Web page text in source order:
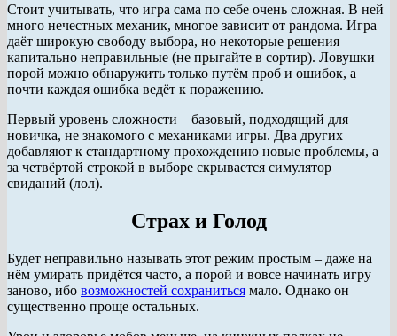
Стоит учитывать, что игра сама по себе очень сложная. В ней
много нечестных механик, многое зависит от рандома. Игра
даёт широкую свободу выбора, но некоторые решения
капитально неправильные (не прыгайте в сортир). Ловушки
порой можно обнаружить только путём проб и ошибок, а
почти каждая ошибка ведёт к поражению.
Первый уровень сложности – базовый, подходящий для
новичка, не знакомого с механиками игры. Два других
добавляют к стандартному прохождению новые проблемы, а
за четвёртой строкой в выборе скрывается симулятор
свиданий (лол).
Страх и Голод
Будет неправильно называть этот режим простым – даже на
нём умирать придётся часто, а порой и вовсе начинать игру
заново, ибо возможностей сохраниться мало. Однако он
существенно проще остальных.